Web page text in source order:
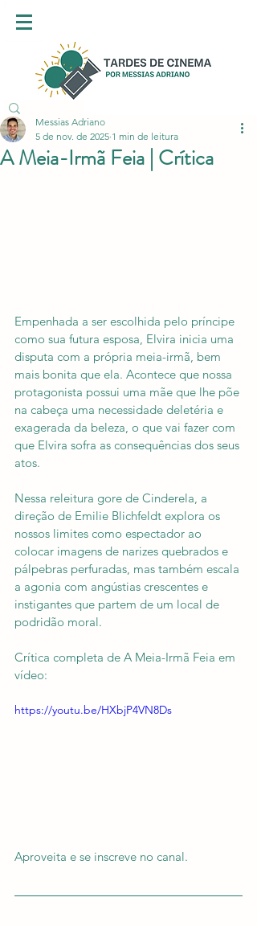
A Meia-Irmã Feia | Crítica
Messias Adriano
5 de nov. de 2025 1 min de leitura
Empenhada a ser escolhida pelo príncipe
como sua futura esposa, Elvira inicia uma
disputa com a própria meia-irmã, bem
mais bonita que ela. Acontece que nossa
protagonista possui uma mãe que lhe põe
na cabeça uma necessidade deletéria e
exagerada da beleza, o que vai fazer com
que Elvira sofra as consequências dos seus
atos.
Nessa releitura gore de Cinderela, a
direção de Emilie Blichfeldt explora os
nossos limites como espectador ao
colocar imagens de narizes quebrados e
pálpebras perfuradas, mas também escala
a agonia com angústias crescentes e
instigantes que partem de um local de
podridão moral.
Crítica completa de A Meia-Irmã Feia em
vídeo:
https://youtu.be/HXbjP4VN8Ds
Aproveita e se inscreve no canal.